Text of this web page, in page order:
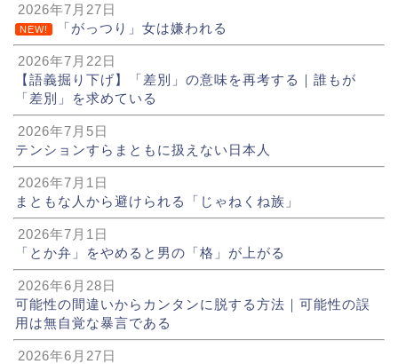
2026年7月27日
NEW! 「がっつり」女は嫌われる
2026年7月22日
【語義掘り下げ】「差別」の意味を再考する｜誰もが
「差別」を求めている
2026年7月5日
テンションすらまともに扱えない日本人
2026年7月1日
まともな人から避けられる「じゃねくね族」
2026年7月1日
「とか弁」をやめると男の「格」が上がる
2026年6月28日
可能性の間違いからカンタンに脱する方法｜可能性の誤
用は無自覚な暴言である
2026年6月27日